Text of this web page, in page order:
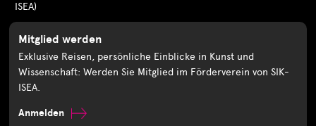
ISEA)
Mitglied werden
Exklusive Reisen, persönliche Einblicke in Kunst und
Wissenschaft: Werden Sie Mitglied im Förderverein von SIK-
ISEA.
Anmelden